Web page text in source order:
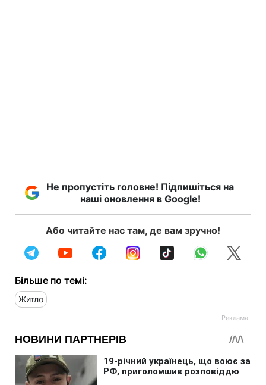
Не пропустіть головне! Підпишіться на
наші оновлення в Google!
Або читайте нас там, де вам зручно!
Більше по темі:
Житло